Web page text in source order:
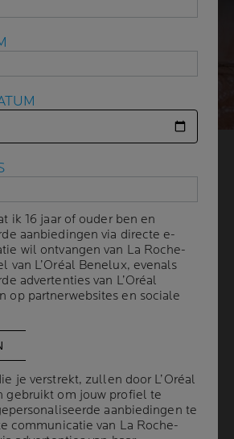
SNEL
zorg van vrouwen in hun strijd
Lees hier wat dermatologen
DAT DE OOGCONTOURZONE
ik 16 jaar of ouder ben en
aanbiedingen via directe e-
wil ontvangen van La Roche-
van L’Oréal Benelux, evenals
advertenties van L’Oréal
op partnerwebsites en sociale
je verstrekt, zullen door L’Oréal
gebruikt om jouw profiel te
aanbiedingen te
communicatie van La Roche-
ik 16 jaar of ouder ben en
aanbiedingen via directe e-
wil ontvangen van La Roche-
van L’Oréal Benelux, evenals
advertenties van L’Oréal
op partnerwebsites en sociale
je verstrekt, zullen door L’Oréal
gebruikt om jouw profiel te
aanbiedingen te
communicatie van La Roche-